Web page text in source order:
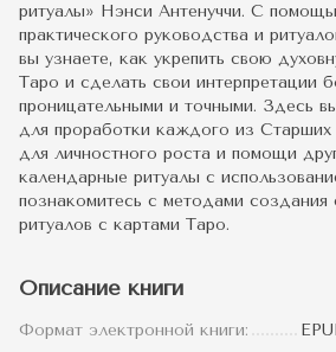
ритуалы» Нэнси Антенуччи. С
практического руководства и
вы узнаете, как укрепить свою
Таро и сделать свои интерпретации
проницательными и точными. Здесь
для проработки каждого из Старших
для личностного роста и помощи
календарные ритуалы с
познакомитесь с методами создания
ритуалов с картами Таро.
Описание книги
Формат электронной книги: